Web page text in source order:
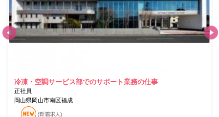
冷凍・空調サービス部でのサポート業務の仕事
正社員
岡山県岡山市南区福成